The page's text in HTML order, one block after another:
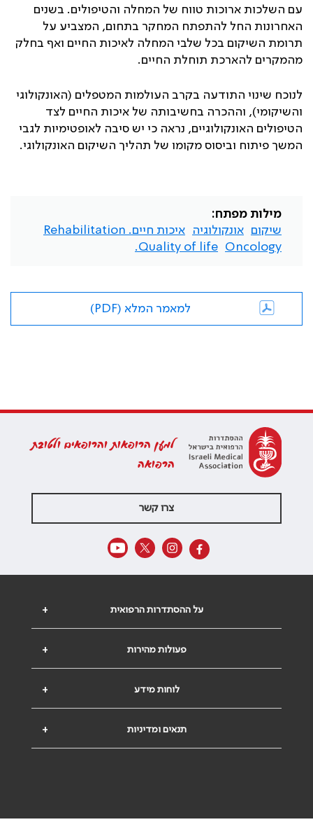
עם השלכות ארוכות טווח של המחלה והטיפולים. בשנים
האחרונות החל להתפתח המחקר בתחום, המצביע על
תרומת השיקום בכל שלבי המחלה לאיכות החיים ואף בחלק
מהמקרים להארכת תוחלת החיים.
לנוכח שינוי התודעה בקרב העולמות המטפלים (האונקולוגי
והשיקומי), וההכרה בחשיבותה של איכות החיים לצד
הטיפולים האונקולוגיים, נראה כי יש סיבה לאופטימיות לגבי
המשך פיתוח וביסוס מקומו של תהליך השיקום האונקולוגי.
מילות מפתח:
שיקום
אונקולוגיה
איכות חיים. Rehabilitation
Oncology
Quality of life.
למאמר המלא (PDF)
למען הרופאות והרופאים ולטובת
הרפואה
צרו קשר
+ על ההסתדרות הרפואית
+ פעולות מהירות
+ לוחות מידע
+ תנאים ומדיניות